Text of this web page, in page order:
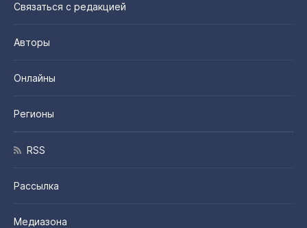
Связаться с редакцией
Авторы
Онлайны
Регионы
RSS
Рассылка
Медиазона